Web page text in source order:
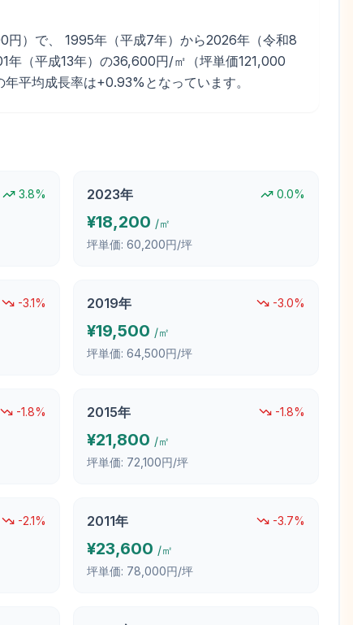
）で、 1995年（平成7年）から2026年（令和8
年（平成13年）の36,600円/㎡（坪単価121,000
平均成長率は+0.93%となっています。
3.8% 2023年 0.0%
¥18,200 /㎡
坪単価: 60,200円/坪
-3.1% 2019年 -3.0%
¥19,500 /㎡
坪単価: 64,500円/坪
-1.8% 2015年 -1.8%
¥21,800 /㎡
坪単価: 72,100円/坪
-2.1% 2011年 -3.7%
¥23,600 /㎡
坪単価: 78,000円/坪